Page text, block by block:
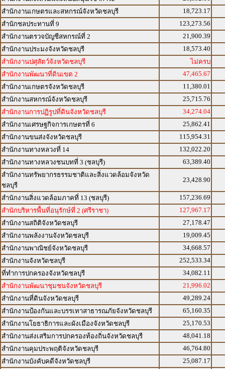
สำนักงานเกษตรและสหกรณ์จังหวัดชลบุรี
18,723.17
สำนักชลประทานที่ 9
123,273.56
สำนักงานตรวจบัญชีสหกรณ์ที่ 2
21,900.39
สำนักงานประมงจังหวัดชลบุรี
18,573.40
สำนักงานปศุสัตว์จังหวัดชลบุรี
ไม่ครบ
สำนักงานพัฒนาที่ดินเขต 2
47,465.67
สำนักงานเกษตรจังหวัดชลบุรี
11,380.01
สำนักงานสหกรณ์จังหวัดชลบุรี
25,715.76
สำนักงานการปฏิรูปที่ดินจังหวัดชลบุรี
34,274.04
สำนักงานเศรษฐกิจการเกษตรที่ 6
25,862.41
สำนักงานขนส่งจังหวัดชลบุรี
115,954.31
สำนักงานทางหลวงที่ 14
132,022.20
สำนักงานทางหลวงชนบทที่ 3 (ชลบุรี)
63,389.40
สำนักงานทรัพยากรธรรมชาติและสิ่งแวดล้อมจังหวัด
ชลบุรี
23,428.90
สำนักงานสิ่งแวดล้อมภาคที่ 13 (ชลบุรี)
157,236.69
สำนักบริหารพื้นที่อนุรักษ์ที่ 2 (ศรีราชา)
127,967.17
สำนักงานสถิติจังหวัดชลบุรี
27,178.47
สำนักงานพลังงานจังหวัดชลบุรี
19,009.45
สำนักงานพาณิชย์จังหวัดชลบุรี
34,668.57
สำนักงานจังหวัดชลบุรี
252,533.34
ที่ทำการปกครองจังหวัดชลบุรี
34,082.11
สำนักงานพัฒนาชุมชนจังหวัดชลบุรี
21,996.02
สำนักงานที่ดินจังหวัดชลบุรี
49,289.24
สำนักงานป้องกันและบรรเทาสาธารณภัยจังหวัดชลบุรี
65,160.35
สำนักงานโยธาธิการและผังเมืองจังหวัดชลบุรี
25,170.53
สำนักงานส่งเสริมการปกครองท้องถิ่นจังหวัดชลบุรี
48,041.18
สำนักงานคุมประพฤติจังหวัดชลบุรี
46,764.80
สำนักงานบังคับคดีจังหวัดชลบุรี
25,087.17